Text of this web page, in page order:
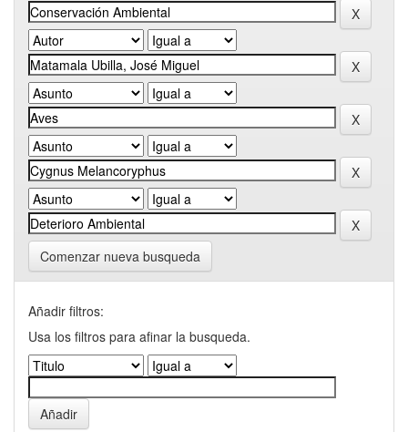
Comenzar nueva busqueda
Añadir filtros:
Usa los filtros para afinar la busqueda.